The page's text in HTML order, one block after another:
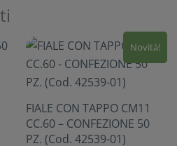
Novità!
FIALE CON TAPPO CM11
CC.60 – CONFEZIONE 50
PZ. (Cod. 42539-01)